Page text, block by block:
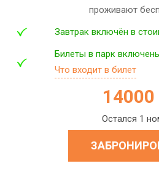
проживают
Завтрак включён в
Билеты в парк
Что входит в билет
14000
Остался 1